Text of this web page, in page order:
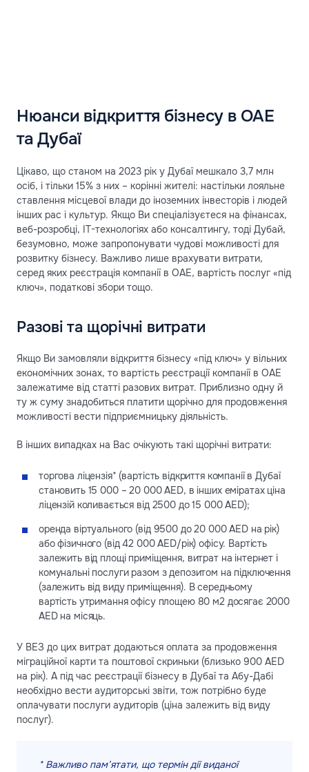
Нюанси відкриття бізнесу в ОАЕ
та Дубаї
Цікаво, що станом на 2023 рік у Дубаї мешкало 3,7 млн
осіб, і тільки 15% з них – корінні жителі: настільки лояльне
ставлення місцевої влади до іноземних інвесторів і людей
інших рас і культур. Якщо Ви спеціалізуєтеся на фінансах,
веб-розробці, IT-технологіях або консалтингу, тоді Дубай,
безумовно, може запропонувати чудові можливості для
розвитку бізнесу. Важливо лише врахувати витрати,
серед яких реєстрація компанії в ОАЕ, вартість послуг «під
ключ», податкові збори тощо.
Разові та щорічні витрати
Якщо Ви замовляли відкриття бізнесу «під ключ» у вільних
економічних зонах, то вартість реєстрації компанії в ОАЕ
залежатиме від статті разових витрат. Приблизно одну й
ту ж суму знадобиться платити щорічно для продовження
можливості вести підприємницьку діяльність.
В інших випадках на Вас очікують такі щорічні витрати:
торгова ліцензія* (вартість відкриття компанії в Дубаї
становить 15 000 – 20 000 AED, в інших еміратах ціна
ліцензій коливається від 2500 до 15 000 AED);
оренда віртуального (від 9500 до 20 000 AED на рік)
або фізичного (від 42 000 AED/рік) офісу. Вартість
залежить від площі приміщення, витрат на інтернет і
комунальні послуги разом з депозитом на підключення
(залежить від виду приміщення). В середньому
вартість утримання офісу площею 80 м2 досягає 2000
AED на місяць.
У ВЕЗ до цих витрат додаються оплата за продовження
міграційної карти та поштової скриньки (близько 900 AED
на рік). А під час реєстрації бізнесу в Дубаї та Абу-Дабі
необхідно вести аудиторські звіти, тож потрібно буде
оплачувати послуги аудиторів (ціна залежить від виду
послуг).
* Важливо пам’ятати, що термін дії виданої